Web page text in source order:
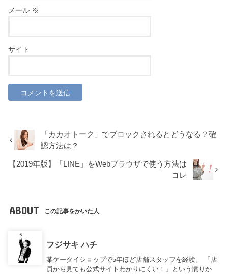
メール ※
サイト
「カカオトーク」でブロックされるとどうなる？確
認方法は？
【2019年版】「LINE」をWebブラウザで使う方法は
コレ
ABOUT この記事をかいた人
フジサキ ハチ
某ケータイショップで5年ほど店舗スタッフを経験。 「店
員から見ても公式サイトわかりにくい！」という憤りか